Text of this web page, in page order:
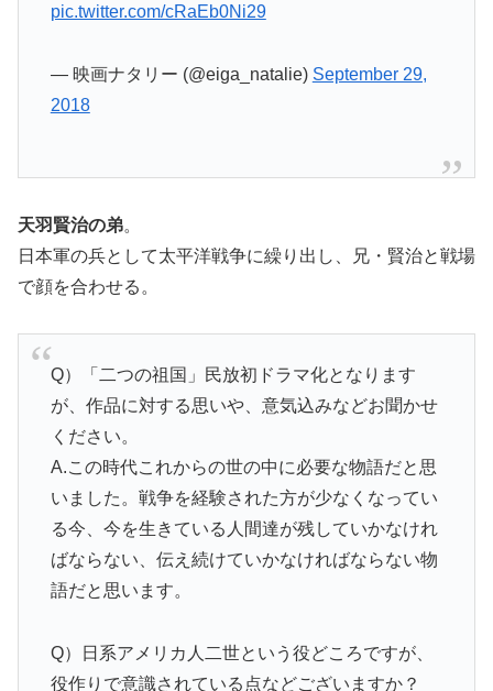
pic.twitter.com/cRaEb0Ni29
— 映画ナタリー (@eiga_natalie) September 29,
2018
天羽賢治の弟。
日本軍の兵として太平洋戦争に繰り出し、兄・賢治と戦場
で顔を合わせる。
Q）「二つの祖国」民放初ドラマ化となります
が、作品に対する思いや、意気込みなどお聞かせ
ください。
A.この時代これからの世の中に必要な物語だと思
いました。戦争を経験された方が少なくなってい
る今、今を生きている人間達が残していかなけれ
ばならない、伝え続けていかなければならない物
語だと思います。
Q）日系アメリカ人二世という役どころですが、
役作りで意識されている点などございますか？